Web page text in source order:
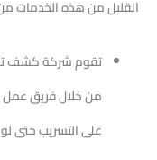
القليل من هذه الخدمات من
تقوم شركة كشف
من خلال فريق
على التسريب حتى